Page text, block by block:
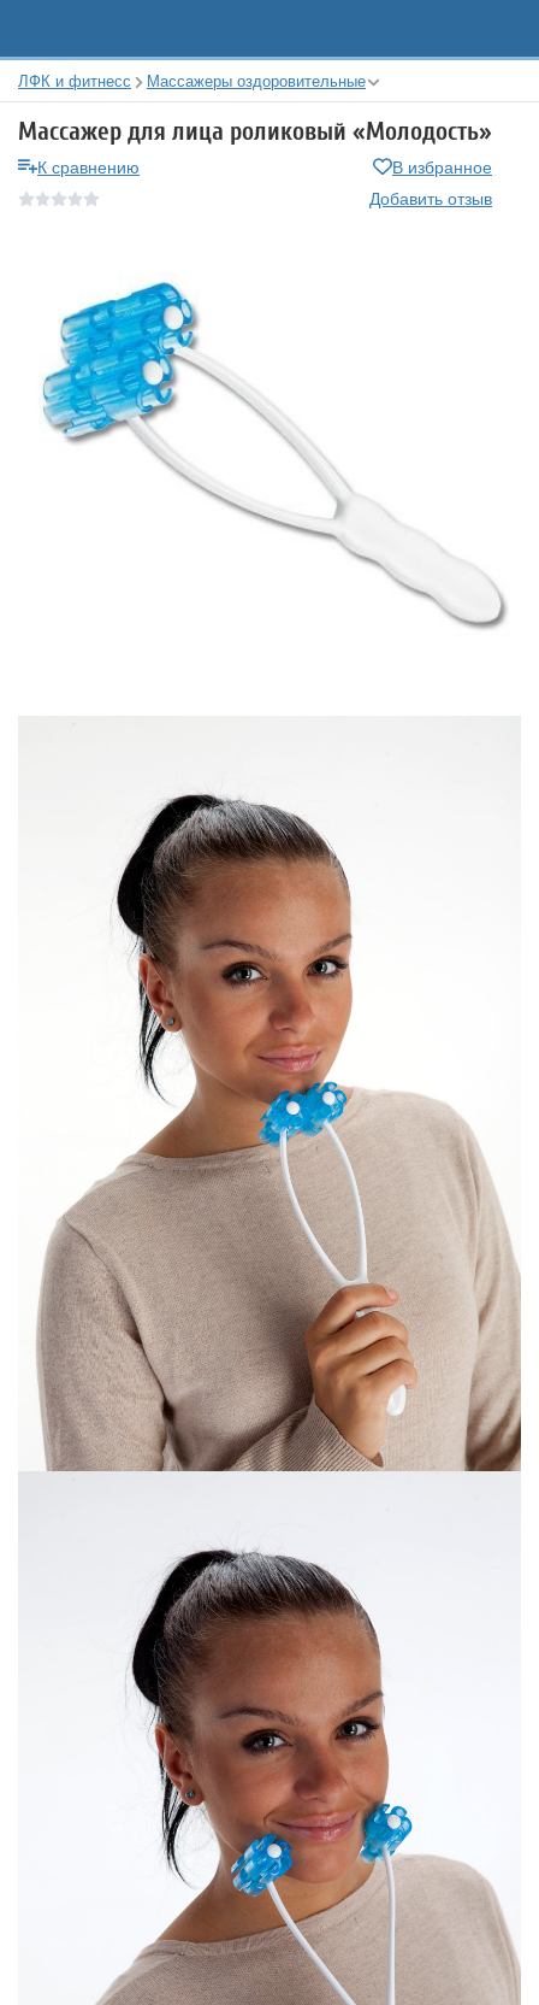
ЛФК и фитнесс Массажеры оздоровительные
Массажер для лица роликовый «Молодость»
К сравнению
В избранное
Добавить отзыв